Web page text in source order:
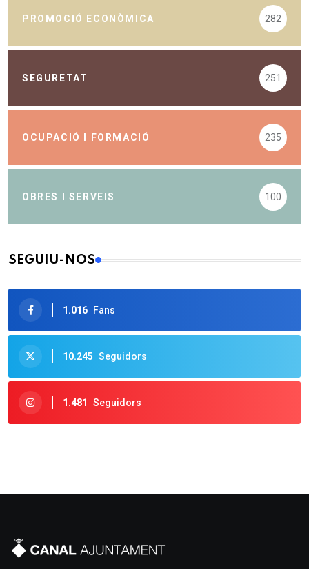
PROMOCIÓ ECONÒMICA 282
SEGURETAT 251
OCUPACIÓ I FORMACIÓ 235
OBRES I SERVEIS 100
SEGUIU-NOS
1.016 Fans
10.245 Seguidors
1.481 Seguidors